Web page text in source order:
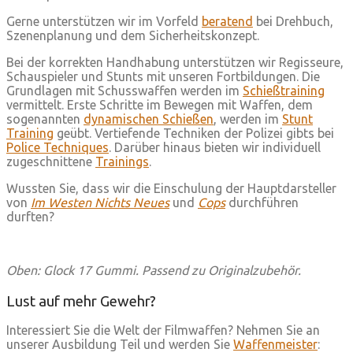
Gerne unterstützen wir im Vorfeld beratend bei Drehbuch,
Szenenplanung und dem Sicherheitskonzept.
Bei der korrekten Handhabung unterstützen wir Regisseure,
Schauspieler und Stunts mit unseren Fortbildungen. Die
Grundlagen mit Schusswaffen werden im Schießtraining
vermittelt. Erste Schritte im Bewegen mit Waffen, dem
sogenannten dynamischen Schießen, werden im Stunt
Training geübt. Vertiefende Techniken der Polizei gibts bei
Police Techniques. Darüber hinaus bieten wir individuell
zugeschnittene Trainings.
Wussten Sie, dass wir die Einschulung der Hauptdarsteller
von Im Westen Nichts Neuesund Copsdurchführen
durften?
Oben: Glock 17 Gummi. Passend zu Originalzubehör.
Lust auf mehr Gewehr?
Interessiert Sie die Welt der Filmwaffen? Nehmen Sie an
unserer Ausbildung Teil und werden Sie Waffenmeister: